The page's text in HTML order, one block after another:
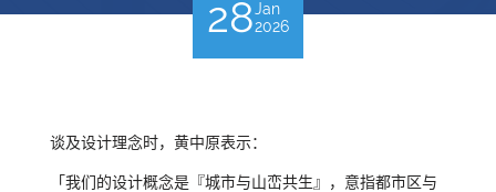
28Jan
2026
谈及设计理念时，黄中原表示：
「我们的设计概念是『城市与山峦共生』，意指都市区与